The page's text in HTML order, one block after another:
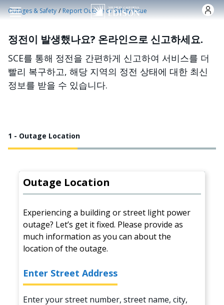
주요 콘텐츠로 건너뛰기
Outages & Safety /Report Outage or Safety Issue
정전이 발생했나요? 온라인으로 신고하세요.
SCE를 통해 정전을 간편하게 신고하여 서비스를 더
빨리 복구하고, 해당 지역의 정전 상태에 대한 최신
정보를 받을 수 있습니다.
1 - Outage Location
Outage Location
Experiencing a building or street light power
outage? Let’s get it fixed. Please provide as
much information as you can about the
location of the outage.
Enter Street Address
Enter your street number, street name, city,